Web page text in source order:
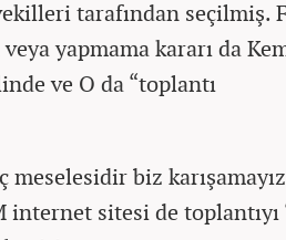
tarafından seçilmiş.
yapmama kararı da
ve O da “toplantı
meselesidir biz
sitesi de toplantıyı